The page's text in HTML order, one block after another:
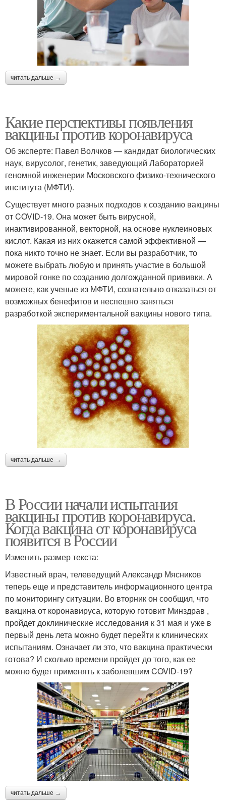
читать дальше →
Какие перспективы появления
вакцины против коронавируса
Об эксперте: Павел Волчков — кандидат биологических
наук, вирусолог, генетик, заведующий Лабораторией
геномной инженерии Московского физико-технического
института (МФТИ).
Существует много разных подходов к созданию вакцины
от COVID-19. Она может быть вирусной,
инактивированной, векторной, на основе нуклеиновых
кислот. Какая из них окажется самой эффективной —
пока никто точно не знает. Если вы разработчик, то
можете выбрать любую и принять участие в большой
мировой гонке по созданию долгожданной прививки. А
можете, как ученые из МФТИ, сознательно отказаться от
возможных бенефитов и неспешно заняться
разработкой экспериментальной вакцины нового типа.
читать дальше →
В России начали испытания
вакцины против коронавируса.
Когда вакцина от коронавируса
появится в России
Изменить размер текста:
Известный врач, телеведущий Александр Мясников
теперь еще и представитель информационного центра
по мониторингу ситуации. Во вторник он сообщил, что
вакцина от коронавируса, которую готовит Минздрав ,
пройдет доклинические исследования к 31 мая и уже в
первый день лета можно будет перейти к клинических
испытаниям. Означает ли это, что вакцина практически
готова? И сколько времени пройдет до того, как ее
можно будет применять к заболевшим COVID-19?
читать дальше →